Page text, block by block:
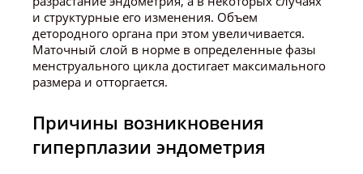
и структурные его изменения. Объем
детородного органа при этом увеличивается.
Маточный слой в норме в определенные фазы
менструального цикла достигает максимального
размера и отторгается.
Причины возникновения
гиперплазии эндометрия